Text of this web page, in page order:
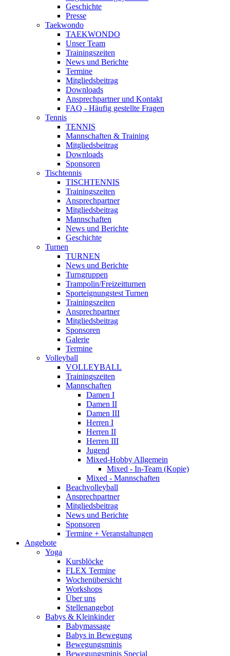
Geschichte
Presse
Taekwondo
TAEKWONDO
Unser Team
Trainingszeiten
News und Berichte
Termine
Mitgliedsbeitrag
Downloads
Ansprechpartner und Kontakt
FAQ - Häufig gestellte Fragen
Tennis
TENNIS
Mannschaften & Training
Mitgliedsbeitrag
Downloads
Sponsoren
Tischtennis
TISCHTENNIS
Trainingszeiten
Ansprechpartner
Mitgliedsbeitrag
Mannschaften
News und Berichte
Geschichte
Turnen
TURNEN
News und Berichte
Turngruppen
Trampolin/Freizeitturnen
Sporteignungstest Turnen
Trainingszeiten
Ansprechpartner
Mitgliedsbeitrag
Sponsoren
Galerie
Termine
Volleyball
VOLLEYBALL
Trainingszeiten
Mannschaften
Damen I
Damen II
Damen III
Herren I
Herren II
Herren III
Jugend
Mixed-Hobby Allgemein
Mixed - In-Team (Kopie)
Mixed - Mannschaften
Beachvolleyball
Ansprechpartner
Mitgliedsbeitrag
News und Berichte
Sponsoren
Termine + Veranstaltungen
Angebote
Yoga
Kursblöcke
FLEX Termine
Wochenübersicht
Workshops
Über uns
Stellenangebot
Babys & Kleinkinder
Babymassage
Babys in Bewegung
Bewegungsminis
Bewegungsminis Special